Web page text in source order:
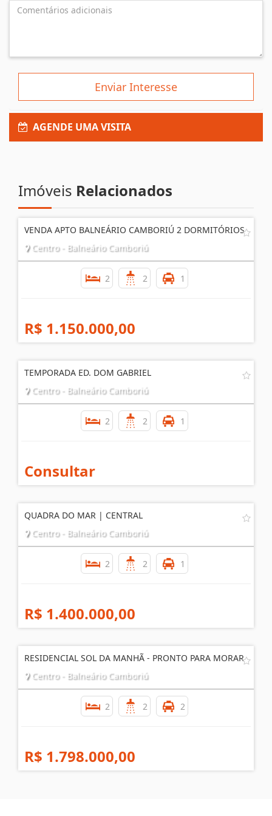
Enviar Interesse
AGENDE UMA VISITA
Imóveis Relacionados
VENDA APTO BALNEÁRIO CAMBORIÚ 2 DORMITÓRIOS
Centro - Balneário Camboriú
2 2 1
R$ 1.150.000,00
TEMPORADA ED. DOM GABRIEL
Centro - Balneário Camboriú
2 2 1
Consultar
QUADRA DO MAR | CENTRAL
Centro - Balneário Camboriú
2 2 1
R$ 1.400.000,00
RESIDENCIAL SOL DA MANHÃ - PRONTO PARA MORAR
Centro - Balneário Camboriú
2 2 2
R$ 1.798.000,00